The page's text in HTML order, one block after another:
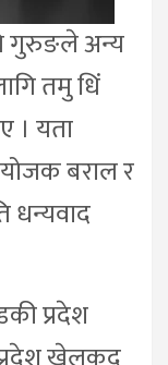
गुरुङले अन्य
तमु धिं
। यता
बराल र
धन्यवाद
प्रदेश